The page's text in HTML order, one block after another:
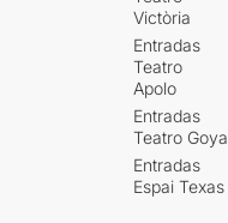
Victòria
Entradas
Teatro
Apolo
Entradas
Teatro Goya
Entradas
Espai Texas